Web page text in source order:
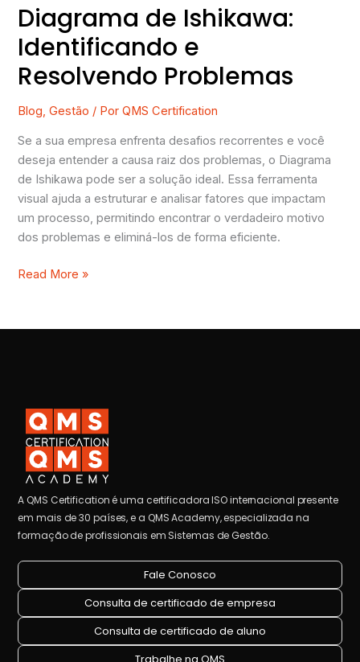
Diagrama de Ishikawa:
Identificando e
Resolvendo Problemas
Blog,Gestão / PorQMS Certification
Se a sua empresa enfrenta desafios recorrentes e você
deseja entender a causa raiz dos problemas, o Diagrama
de Ishikawa pode ser a solução ideal. Essa ferramenta
visual ajuda a estruturar e analisar fatores que impactam
um processo, permitindo encontrar o verdadeiro motivo
dos problemas e eliminá-los de forma eficiente.
Read More »
A QMS Certification é uma certificadora ISO internacional presente
em mais de 30 países, e a QMS Academy, especializada na
formação de profissionais em Sistemas de Gestão.
Fale Conosco
Consulta de certificado de empresa
Consulta de certificado de aluno